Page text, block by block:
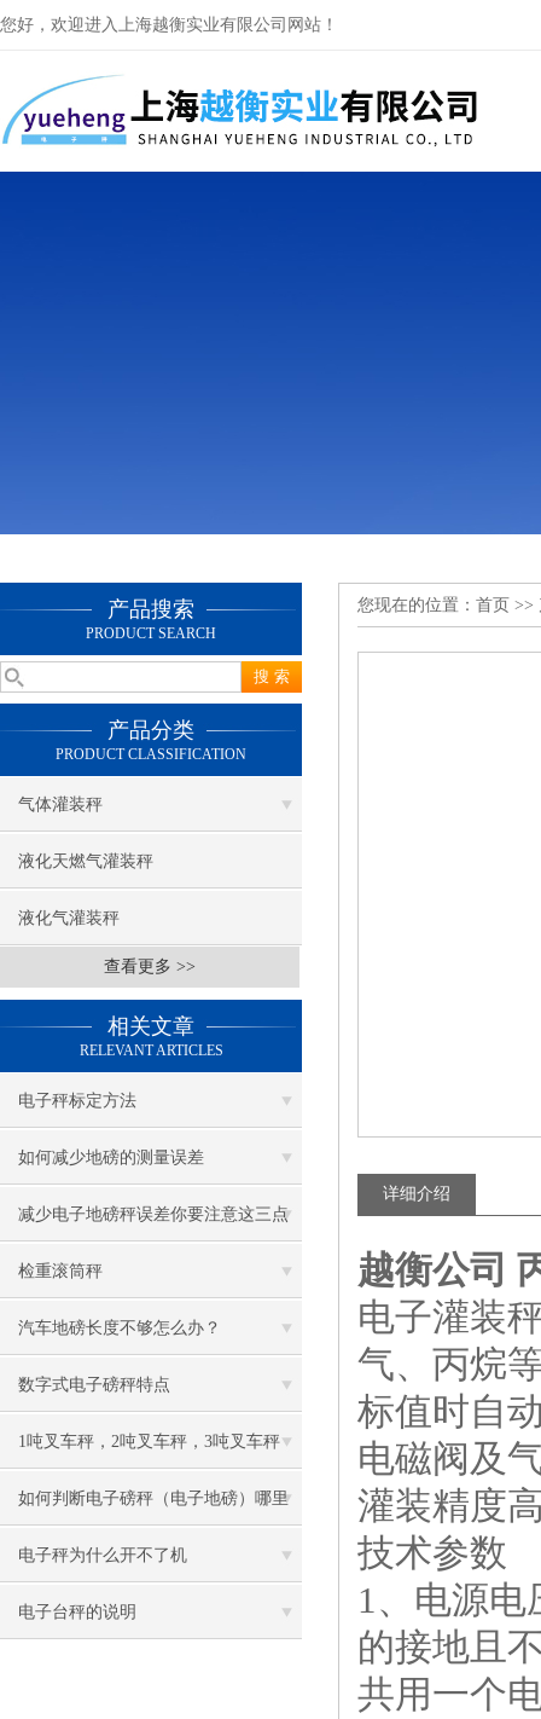
您好，欢迎进入上海越衡实业有限公司网站！
产品搜索
PRODUCT SEARCH
产品分类
PRODUCT CLASSIFICATION
气体灌装秤
液化天燃气灌装秤
液化气灌装秤
查看更多 >>
相关文章
RELEVANT ARTICLES
电子秤标定方法
如何减少地磅的测量误差
减少电子地磅秤误差你要注意这三点
检重滚筒秤
汽车地磅长度不够怎么办？
数字式电子磅秤特点
1吨叉车秤，2吨叉车秤，3吨叉车秤
如何判断电子磅秤（电子地磅）哪里
出了问题？
电子秤为什么开不了机
电子台秤的说明
您现在的位置： 首页 >>
详细介绍
越衡公司
电子灌装
气、丙烷
标值时自
电磁阀及
灌装精度
技术参数
1、电源电
的接地且
共用一个